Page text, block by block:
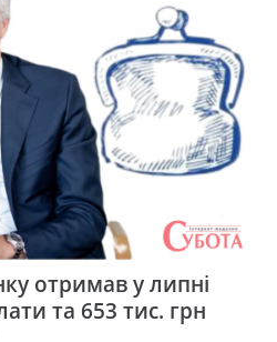
отримав у липні
та 653 тис. грн